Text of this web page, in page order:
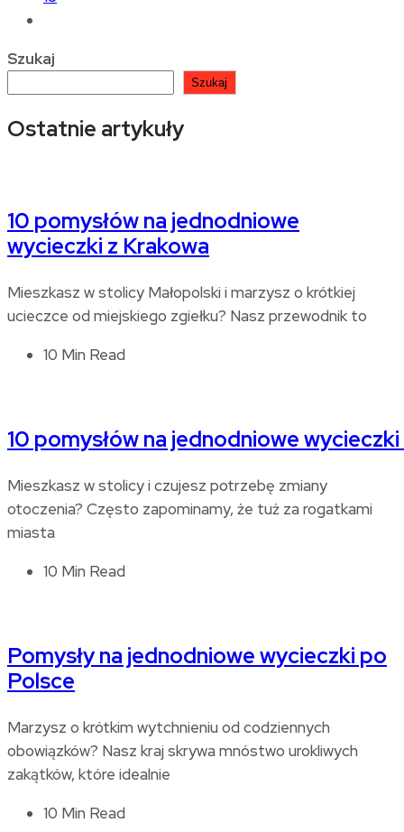
Szukaj
Szukaj
Ostatnie artykuły
10 pomysłów na jednodniowe
wycieczki z Krakowa
Mieszkasz w stolicy Małopolski i marzysz o krótkiej
ucieczce od miejskiego zgiełku? Nasz przewodnik to
10 Min Read
10 pomysłów na jednodniowe
Mieszkasz w stolicy i czujesz potrzebę zmiany
otoczenia? Często zapominamy, że tuż za rogatkami
miasta
10 Min Read
Pomysły na jednodniowe wycieczki po
Polsce
Marzysz o krótkim wytchnieniu od codziennych
obowiązków? Nasz kraj skrywa mnóstwo urokliwych
zakątków, które idealnie
10 Min Read